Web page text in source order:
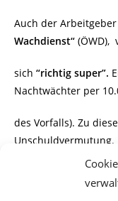
Auch der
Wachdienst“ (ÖWD),
sich “richtig super”.
Nachtwächter per
des Vorfalls). Zu
Unschuldvermutung.
Der Sack